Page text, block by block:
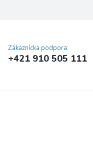
Zákaznícka podpora:
+421 910 505 111